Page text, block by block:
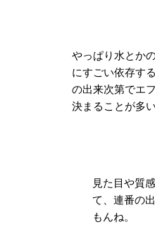
やっぱり水とか
にすごい依存する
の出来次第でエ
決まることが多
見た目や質
て、連番の
もんね。